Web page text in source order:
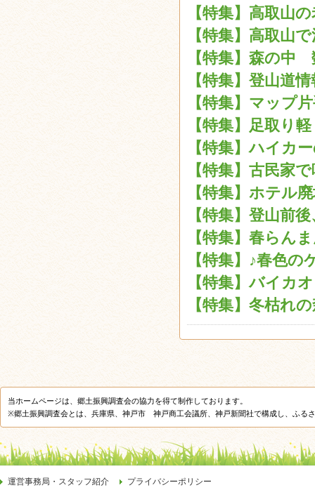
【特集】高取山
【特集】高取山
【特集】森の中
【特集】登山道
【特集】マップ
【特集】足取り
【特集】ハイカ
【特集】古民家
【特集】ホテル
【特集】登山前
【特集】春らん
【特集】♪春色
【特集】バイカ
【特集】冬枯れ
当ホームページは、郷土振興調査会の協力を得て制作しております。
※郷土振興調査会とは、兵庫県、神戸市 神戸商工会議所、神戸新聞社で構成し、ふる
運営事務局・スタッフ紹介 プライバシーポリシー